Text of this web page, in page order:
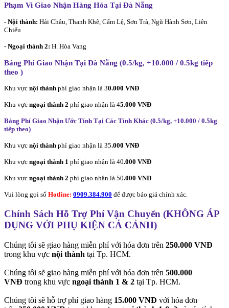
Phạm Vi Giao Nhận Hàng Hóa Tại Đà Nẵng
- Nội thành: Hải Châu, Thanh Khê, Cẩm Lệ, Sơn Trà, Ngũ Hành Sơn, Liên
Chiểu
- Ngoại thành 2: H. Hòa Vang
Bảng Phí Giao Nhận Tại Đà Nẵng (0.5/kg, +10.000 / 0.5kg tiếp
theo )
Khu vực nội thành phí giao nhận là 30.000 VNĐ
Khu vực ngoại thành 2 phí giao nhận là 45.000 VNĐ
Bảng Phí Giao Nhận Ước Tính Tại Các Tỉnh Khác (0.5/kg, +10.000 / 0.5kg
tiếp theo)
Khu vực nội thành phí giao nhận là 35.000 VNĐ
Khu vực ngoại thành 1 phí giao nhận là 40.000 VNĐ
Khu vực ngoại thành 2 phí giao nhận là 50.000 VNĐ
Vui lòng gọi số Hotline: 0909.384.900 để được báo giá chính xác.
Chính Sách Hỗ Trợ Phí Vận Chuyển (KHÔNG ÁP
DỤNG VỚI PHỤ KIỆN CÁ CẢNH)
Chúng tôi sẽ giao hàng miễn phí với hóa đơn trên 250.000 VNĐ
trong khu vực nội thành tại Tp. HCM.
Chúng tôi sẽ giao hàng miễn phí với hóa đơn trên 500.000
VNĐ trong khu vực ngoại thành 1 & 2 tại Tp. HCM.
Chúng tôi sẽ hỗ trợ phí giao hàng 15.000 VNĐ với hóa đơn